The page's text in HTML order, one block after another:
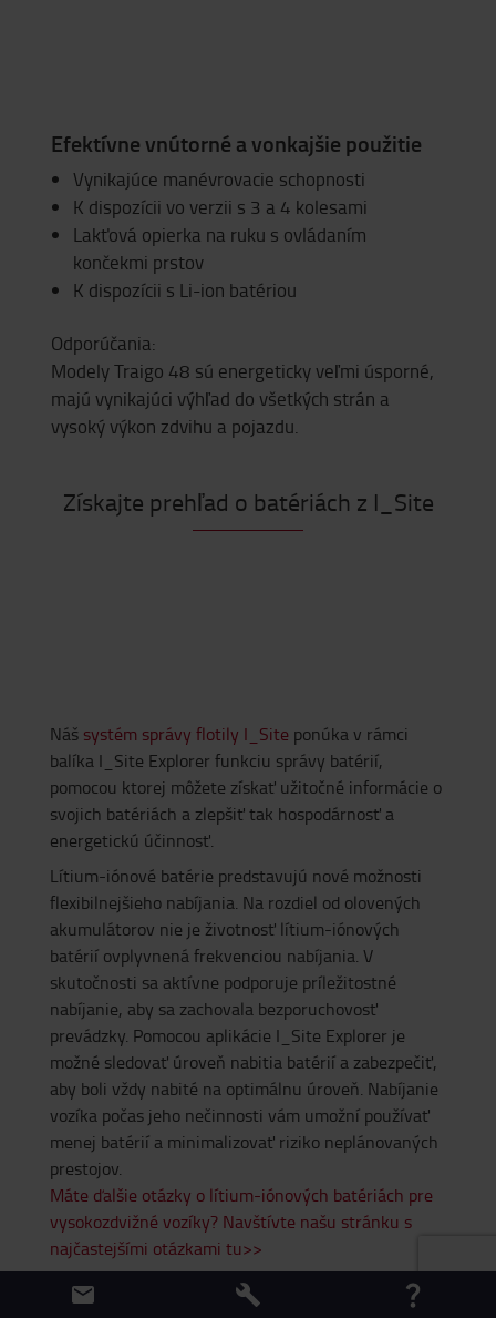
Efektívne vnútorné a vonkajšie použitie
Vynikajúce manévrovacie schopnosti
K dispozícii vo verzii s 3 a 4 kolesami
Lakťová opierka na ruku s ovládaním
končekmi prstov
K dispozícii s Li-ion batériou
Odporúčania:
Modely Traigo 48 sú energeticky veľmi úsporné,
majú vynikajúci výhľad do všetkých strán a
vysoký výkon zdvihu a pojazdu.
Získajte prehľad o batériách z I_Site
Náš systém správy flotily I_Site ponúka v rámci
balíka I_Site Explorer funkciu správy batérií,
pomocou ktorej môžete získať užitočné informácie o
svojich batériách a zlepšiť tak hospodárnosť a
energetickú účinnosť.
Lítium-iónové batérie predstavujú nové možnosti
flexibilnejšieho nabíjania. Na rozdiel od olovených
akumulátorov nie je životnosť lítium-iónových
batérií ovplyvnená frekvenciou nabíjania. V
skutočnosti sa aktívne podporuje príležitostné
nabíjanie, aby sa zachovala bezporuchovosť
prevádzky. Pomocou aplikácie I_Site Explorer je
možné sledovať úroveň nabitia batérií a zabezpečiť,
aby boli vždy nabité na optimálnu úroveň. Nabíjanie
vozíka počas jeho nečinnosti vám umožní používať
menej batérií a minimalizovať riziko neplánovaných
prestojov.
Máte ďalšie otázky o lítium-iónových batériách pre
vysokozdvižné vozíky? Navštívte našu stránku s
najčastejšími otázkami tu>>